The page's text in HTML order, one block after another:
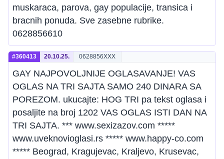
muskaraca, parova, gay populacije, transica i
bracnih ponuda. Sve zasebne rubrike.
0628856610
#360413 20.10.25. 0628856XXX
GAY NAJPOVOLJNIJE OGLASAVANJE! VAS
OGLAS NA TRI SAJTA SAMO 240 DINARA SA
POREZOM. ukucajte: HOG TRI pa tekst oglasa i
posaljite na broj 1202 VAS OGLAS ISTI DAN NA
TRI SAJTA. *** www.sexizazov.com *****
www.uveknovioglasi.rs ***** www.happy-co.com
***** Beograd, Kragujevac, Kraljevo, Krusevac,